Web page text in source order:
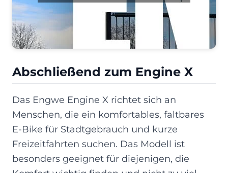
Abschließend zum Engine X
Das Engwe Engine X richtet sich an
Menschen, die ein komfortables, faltbares
E-Bike für Stadtgebrauch und kurze
Freizeitfahrten suchen. Das Modell ist
besonders geeignet für diejenigen, die